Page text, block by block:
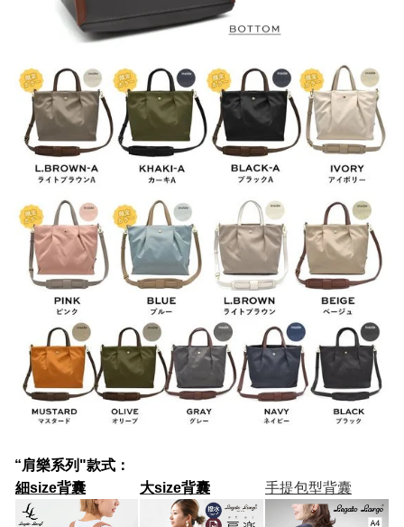
“肩樂系列"款式：
細size背囊
大size背囊 手提包型背囊